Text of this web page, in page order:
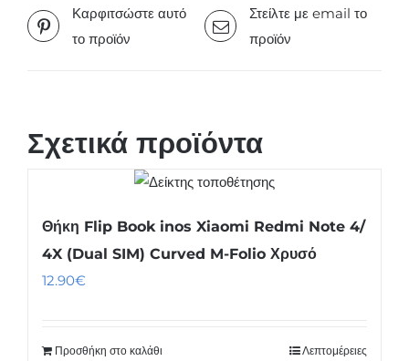
Καρφιτσώστε αυτό
το προϊόν
Στείλτε με email το
προϊόν
Σχετικά προϊόντα
Θήκη Flip Book inos Xiaomi Redmi Note 4/
4X (Dual SIM) Curved M-Folio Χρυσό
12.90€
Προσθήκη στο καλάθι Λεπτομέρειες